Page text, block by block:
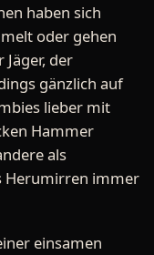
haben sich
oder gehen
der
gänzlich auf
lieber mit
Hammer
als
Herumirren immer
einsamen